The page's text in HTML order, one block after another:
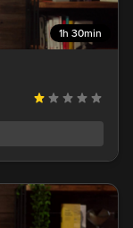
1h 30min